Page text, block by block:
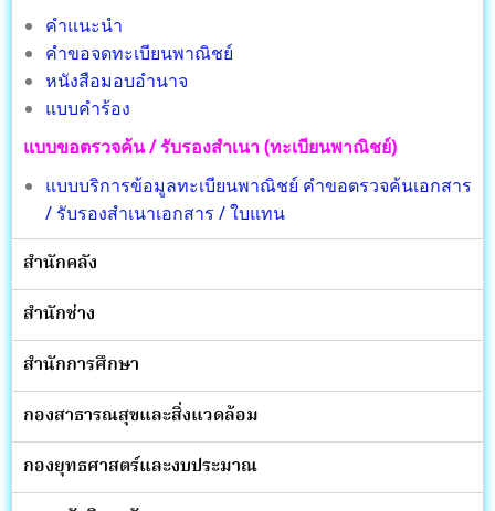
คำแนะนำ
คำขอจดทะเบียนพาณิชย์
หนังสือมอบอำนาจ
แบบคำร้อง
แบบขอตรวจค้น / รับรองสำเนา (ทะเบียนพาณิชย์)
แบบบริการข้อมูลทะเบียนพาณิชย์ คำขอตรวจค้นเอกสาร
/ รับรองสำเนาเอกสาร / ใบแทน
สำนักคลัง
สำนักช่าง
สำนักการศึกษา
กองสาธารณสุขและสิ่งแวดล้อม
กองยุทธศาสตร์และงบประมาณ